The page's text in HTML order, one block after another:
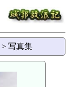
> 写真集